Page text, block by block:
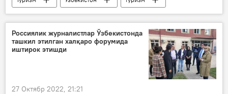
Россия
Россиялик журналистлар Ўзбекистонда
ташкил этилган халқаро форумида
иштирок этишди
27 Октябр 2022, 21:21